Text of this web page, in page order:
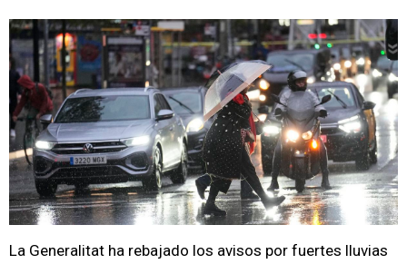
La Generalitat ha rebajado los avisos por fuertes lluvias